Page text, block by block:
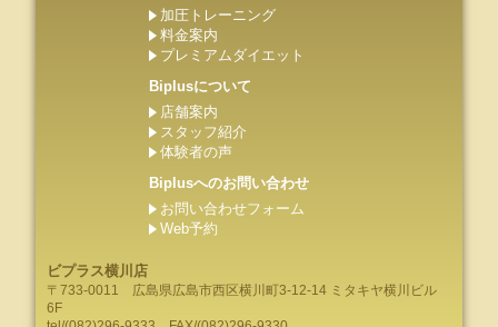
加圧トレーニング
料金案内
プレミアムダイエット
Biplusについて
店舗案内
スタッフ紹介
体験者の声
Biplusへのお問い合わせ
お問い合わせフォーム
Web予約
ビプラス横川店
〒733-0011 広島県広島市西区横川町3-12-14 ミタキヤ横川ビル
6F